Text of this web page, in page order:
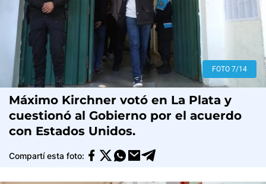
FOTO 7/14
Máximo Kirchner votó en La Plata y
cuestionó al Gobierno por el acuerdo
con Estados Unidos.
Compartí esta foto: